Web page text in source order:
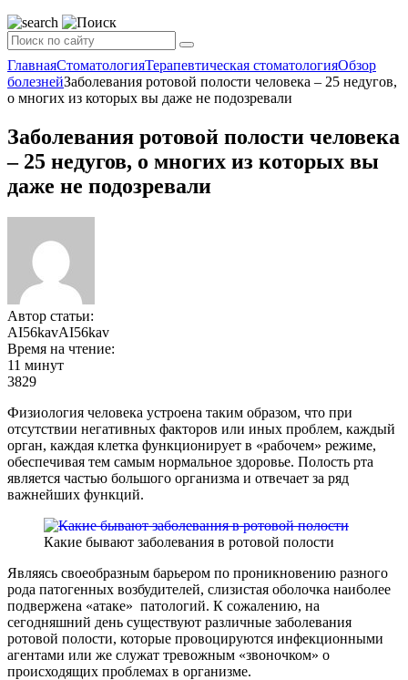
ГлавнаяСтоматологияТерапевтическая стоматологияОбзор
болезнейЗаболевания ротовой полости человека – 25 недугов,
о многих из которых вы даже не подозревали
Заболевания ротовой полости человека
– 25 недугов, о многих из которых вы
даже не подозревали
Автор статьи:
AI56kavAI56kav
Время на чтение:
11 минут
3829
Физиология человека устроена таким образом, что при
отсутствии негативных факторов или иных проблем, каждый
орган, каждая клетка функционирует в «рабочем» режиме,
обеспечивая тем самым нормальное здоровье. Полость рта
является частью большого организма и отвечает за ряд
важнейших функций.
Какие бывают заболевания в ротовой полости
Являясь своеобразным барьером по проникновению разного
рода патогенных возбудителей, слизистая оболочка наиболее
подвержена «атаке» патологий. К сожалению, на
сегодняшний день существуют различные заболевания
ротовой полости, которые провоцируются инфекционными
агентами или же служат тревожным «звоночком» о
происходящих проблемах в организме.